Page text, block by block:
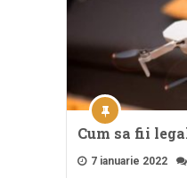
Cum sa fii
7 ianuarie 2022